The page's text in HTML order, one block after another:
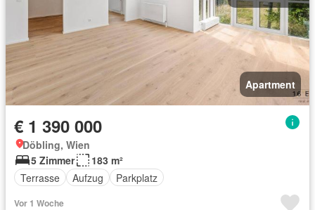
Apartment
€ 1 390 000
Döbling, Wien
5 Zimmer
183 m²
Terrasse
Aufzug Parkplatz
Vor 1 Woche